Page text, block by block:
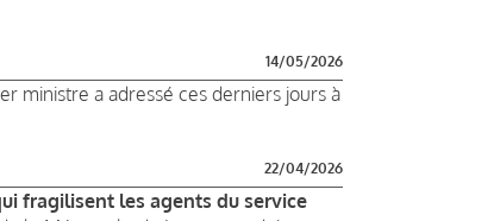
14/05/2026
ministre a adressé ces derniers jours à
22/04/2026
fragilisent les agents du service